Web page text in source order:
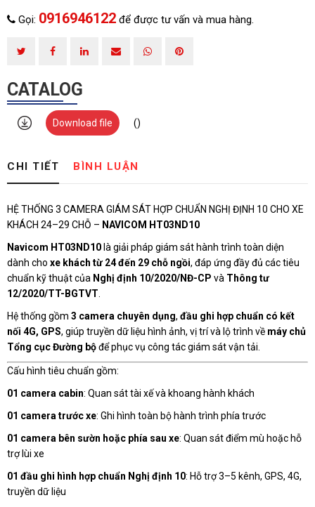
Gọi: 0916946122 để được tư vấn và mua hàng.
CATALOG
Download file ()
CHI TIẾT BÌNH LUẬN
HỆ THỐNG 3 CAMERA GIÁM SÁT HỢP CHUẨN NGHỊ ĐỊNH 10 CHO XE
KHÁCH 24–29 CHỖ – NAVICOM HT03ND10
Navicom HT03ND10 là giải pháp giám sát hành trình toàn diện
dành cho xe khách từ 24 đến 29 chỗ ngồi, đáp ứng đầy đủ các tiêu
chuẩn kỹ thuật của Nghị định 10/2020/NĐ-CP và Thông tư
12/2020/TT-BGTVT
Hệ thống gồm 3 camera chuyên dụng, đầu ghi hợp chuẩn có kết
nối 4G, GPS, giúp truyền dữ liệu hình ảnh, vị trí và lộ trình về máy chủ
Tổng cục Đường bộđể phục vụ công tác giám sát vận tải.
Cấu hình tiêu chuẩn gồm:
01 camera cabin: Quan sát tài xế và khoang hành khách
01 camera trước xe: Ghi hình toàn bộ hành trình phía trước
01 camera bên sườn hoặc phía sau xe: Quan sát điểm mù hoặc hỗ
trợ lùi xe
01 đầu ghi hình hợp chuẩn Nghị định 10: Hỗ trợ 3–5 kênh, GPS, 4G,
truyền dữ liệu
HOÀN THÀNH
0916946122